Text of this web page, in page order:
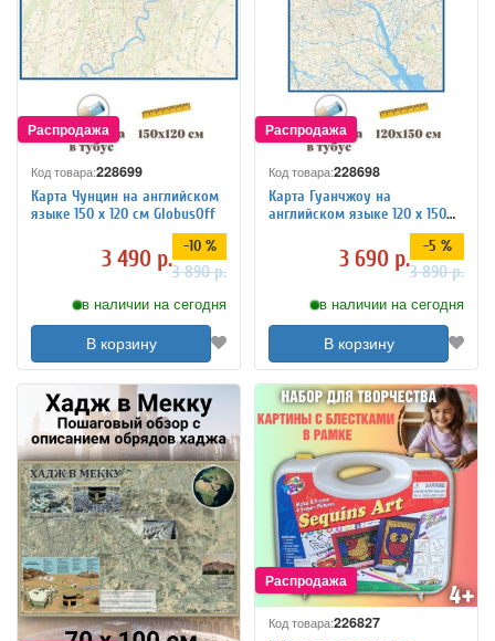
Код товара:228699
Карта Чунцин на английском
языке 150 х 120 см GlobusOff
3 490 р. -10 %
3 890 р.
в наличии на сегодня
В корзину
Код товара:228698
Карта Гуанчжоу на
английском языке 120 х 150
3 690 р. -5 %
3 890 р.
в наличии на сегодня
В корзину
Код товара:226827